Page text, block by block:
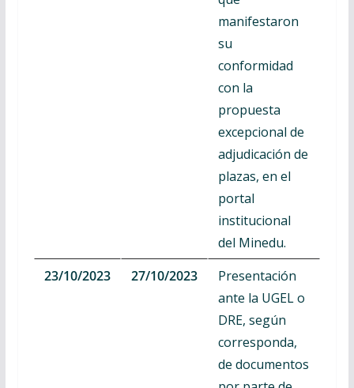
manifestaron
su
conformidad
con la
propuesta
excepcional de
adjudicación de
plazas, en el
portal
institucional
del Minedu.
23/10/2023
27/10/2023
Presentación
ante la UGEL o
DRE, según
corresponda,
de documentos